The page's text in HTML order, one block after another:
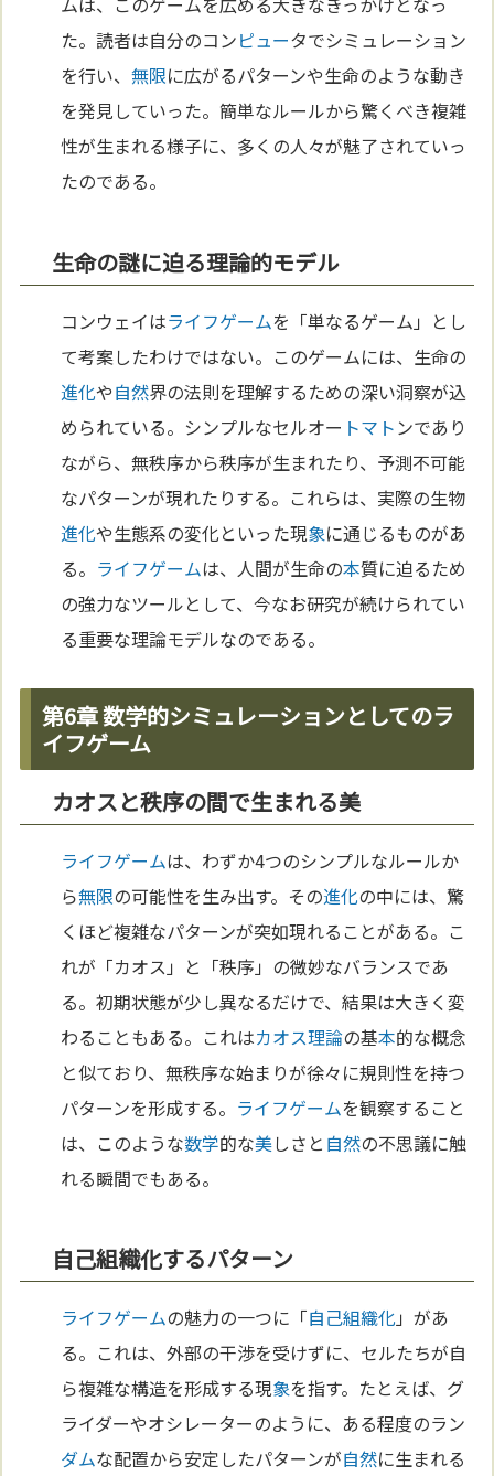
た。読者は自分のコンピュータでシミュレーション
を行い、無限に広がるパターンや生命のような動き
を発見していった。簡単なルールから驚くべき複雑
性が生まれる様子に、多くの人々が魅了されていっ
たのである。
生命の謎に迫る理論的モデル
コンウェイはライフゲームを「単なるゲーム」とし
て考案したわけではない。このゲームには、生命の
進化や自然界の法則を理解するための深い洞察が込
められている。シンプルなセルオー トマト ンであり
ながら、無秩序から秩序が生まれたり、予測不可能
なパターンが現れたりする。これらは、実際の生物
進化や生態系の変化といった現象に通じるものがあ
る。 ライフゲームは、人間が生命の本質に迫るため
の強力なツールとして、今なお研究が続けられてい
る重要な理論モデルなのである。
第6章 数学的シミュレーションとしてのラ
イフゲーム
カオスと秩序の間で生まれる美
ライフゲームは、わずか4つのシンプルなルールか
ら無限の可能性を生み出す。その進化の中には、驚
くほど複雑なパターンが突如現れることがある。こ
れが「カオス」と「秩序」の微妙なバランスであ
る。初期状態が少し異なるだけで、結果は大きく変
わることもある。これはカオス理論の基本的な概念
と似ており、無秩序な始まりが徐々に規則性を持つ
パターンを形成する。 ライフゲームを観察すること
は、このような数学的な美しさと 自然の不思議に触
れる瞬間でもある。
自己組織化するパターン
ライフゲームの魅力の一つに「自己組織化 」があ
る。これは、外部の干渉を受けずに、セルたちが自
ら複雑な構造を形成する現象を指す。たとえば、グ
ライダーやオシレーターのように、ある程度のラン
ダムな配置から安定したパターンが自然に生まれる